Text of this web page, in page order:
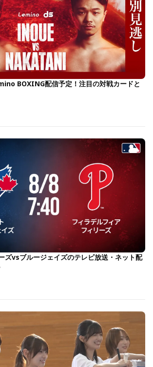
BOXING配信予定！注目の対戦カードと
ズvsブルージェイズのテレビ放送・ネット配